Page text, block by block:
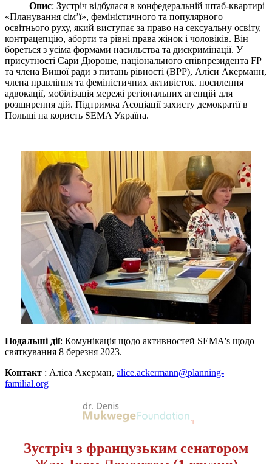
Опис: Зустріч відбулася в конфедеральній штаб-квартирі
«Планування сім’ї», феміністичного та популярного
освітнього руху, який виступає за право на сексуальну освіту,
контрацепцію, аборти та рівні права жінок і чоловіків. Він
бореться з усіма формами насильства та дискримінації. У
присутності Сари Дюроше, національного співпрезидента FP
та члена Вищої ради з питань рівності (ВРР), Аліси Акерманн,
члена правління та феміністичних активісток. посилення
адвокації, мобілізація мережі регіональних агенцій для
розширення дій. Підтримка Асоціації захисту демократії в
Польщі на користь SEMA Україна.
Подальші дії: Комунікація щодо активностей SEMA's щодо
святкування 8 березня 2023.
Контакт : Аліса Акерман, alice.ackermann@planning-
familial.org
Зустріч з французьким сенатором